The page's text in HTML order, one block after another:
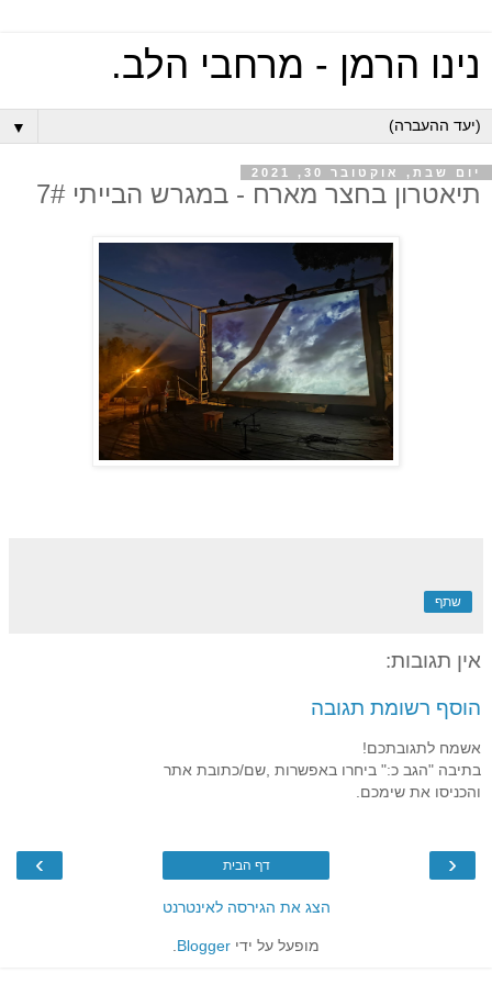
נינו הרמן - מרחבי הלב.
▼
יום שבת, אוקטובר 30, 2021
תיאטרון בחצר מארח - במגרש הבייתי 7#
שתף
אין תגובות:
הוסף רשומת תגובה
אשמח לתגובתכם!
בתיבה "הגב כ:" ביחרו באפשרות ,שם/כתובת אתר
והכניסו את שימכם.
‹
› דף הבית
הצג את הגירסה לאינטרנט
מופעל על ידי Blogger